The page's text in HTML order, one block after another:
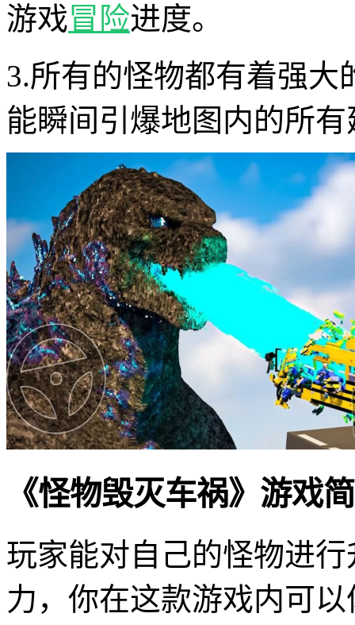
游戏冒险进度。
3.所有的怪物都有着强
能瞬间引爆地图内的所
《怪物毁灭车祸》游戏
玩家能对自己的怪物进
力，你在这款游戏内可